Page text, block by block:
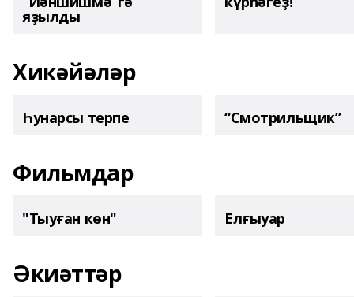
яҙылды
Хикәйәләр
Һунарсы терпе “Смотрильщик”
Фильмдар
"Тыуған көн" Елғыуар
Әкиәттәр